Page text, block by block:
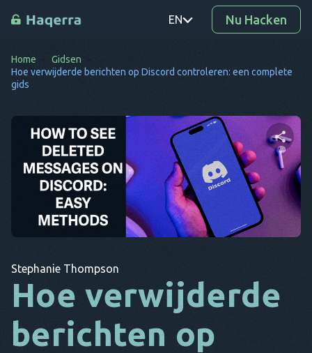
EN
PT
RO
SV
KO
EL
BG
CS
DA
Nu Hacken
Home
Gidsen
Hoe verwijderde berichten op Discord controleren: een complete
gids
Deel dit artikel
Twitter Facebook Link kopiëren
Stephanie Thompson
Hoe verwijderde
berichten op